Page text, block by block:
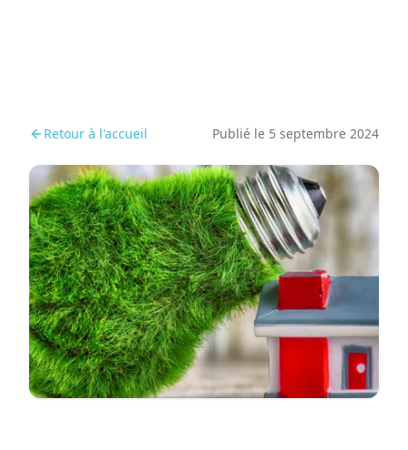
Retour à l'accueil Publié le 5 septembre 2024